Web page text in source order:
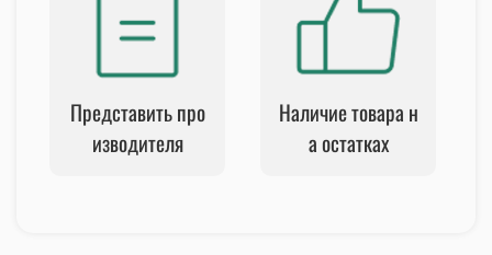
Представить про
изводителя
Наличие товара н
а остатках